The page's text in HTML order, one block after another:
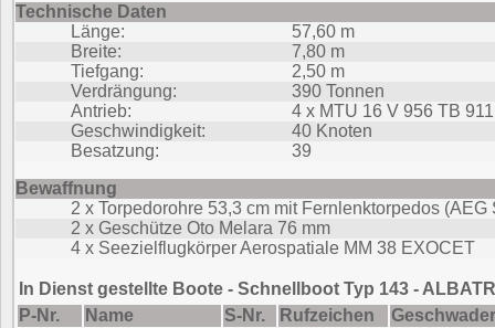
Technische Daten
Länge:
57,60 m
Breite:
7,80 m
Tiefgang:
2,50 m
Verdrängung:
390 Tonnen
Antrieb:
4 x MTU 16 V 956 TB
Geschwindigkeit:
40 Knoten
Besatzung:
39
Bewaffnung
2 x Torpedorohre 53,3 cm mit Fernlenktorpedos (AEG
2 x Geschütze Oto Melara 76 mm
4 x Seezielflugkörper Aerospatiale MM 38 EXOCET
In Dienst gestellte Boote - Schnellboot Typ 143 -
P-Nr.
Name S-Nr. Rufzeichen
Geschwader